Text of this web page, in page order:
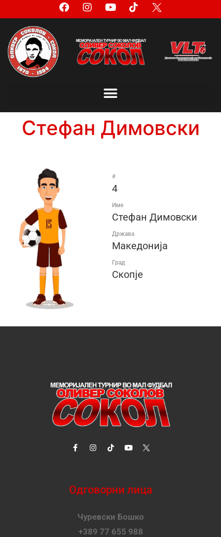
Стефан Димовски
#
4
Име
Стефан Димовски
Држава
Македонија
Град
Скопје
Одговорни лица
Чуревски Бошко
+389 77 655 988